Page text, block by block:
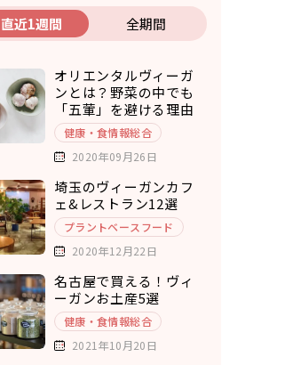
直近1週間 全期間
オリエンタルヴィーガ
ンとは？野菜の中でも
「五葷」を避ける理由
健康・食情報総合
2020年09月26日
埼玉のヴィーガンカフ
ェ&レストラン12選
プラントベースフード
2020年12月22日
名古屋で買える！ヴィ
ーガンお土産5選
健康・食情報総合
2021年10月20日